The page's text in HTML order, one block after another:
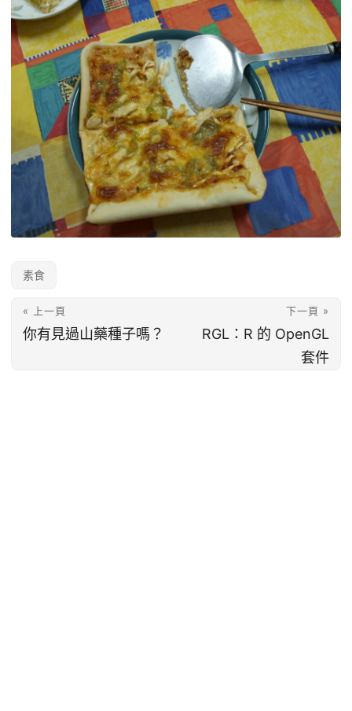
素食
« 上一頁
你有見過山藥種子嗎？
下一頁 »
RGL：R 的 OpenGL
套件